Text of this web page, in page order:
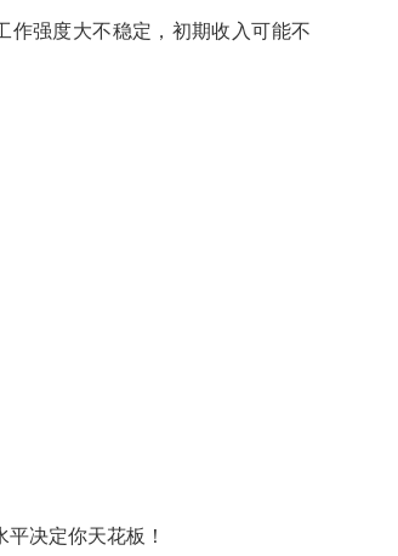
作强度大不稳定，初期收入可能不
决定你天花板！